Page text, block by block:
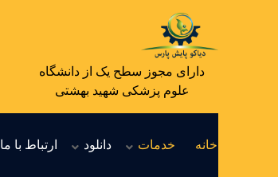
دارای مجوز سطح یک از دانشگاه
علوم پزشکی شهید بهشتی
خانه خدمات دانلود ارتباط با ما